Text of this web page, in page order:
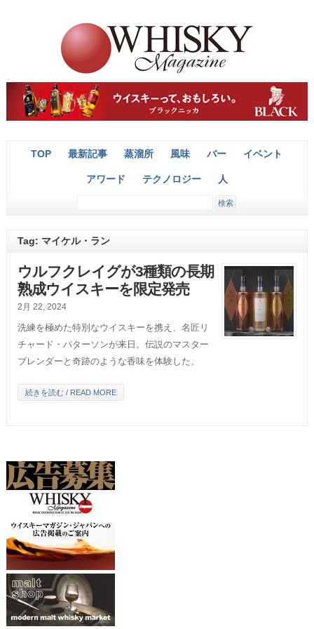
TOP 最新記事 蒸溜所 風味 バー イベント
アワード テクノロジー 人
Tag: マイケル・ラン
ウルフクレイグが3種類の長期
熟成ウイスキーを限定発売
2月 22, 2024
洗練を極めた特別なウイスキーを携え、名匠リ
チャード・パターソンが来日。伝説のマスター
ブレンダーと奇跡のような香味を体験した。
続きを読む / READ MORE